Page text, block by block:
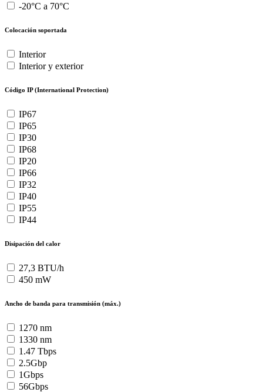
-20°C a 70°C
Colocación soportada
Interior
Interior y exterior
Código IP (International Protection)
IP67
IP65
IP30
IP68
IP20
IP66
IP32
IP40
IP55
IP44
Disipación del calor
27,3 BTU/h
450 mW
Ancho de banda para transmisión (máx.)
1270 nm
1330 nm
1.47 Tbps
2.5Gbp
1Gbps
56Gbps